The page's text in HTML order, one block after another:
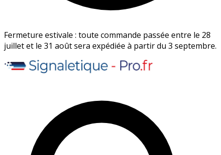
Fermeture estivale : toute commande passée entre le 28
juillet et le 31 août sera expédiée à partir du 3 septembre.